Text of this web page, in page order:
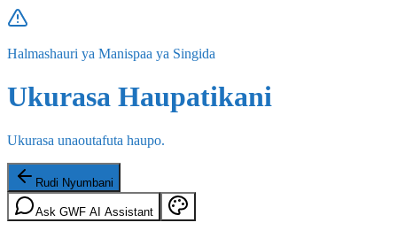
Halmashauri ya Manispaa ya Singida
Ukurasa Haupatikani
Ukurasa unaoutafuta haupo.
Rudi Nyumbani
Ask GWF AI Assistant